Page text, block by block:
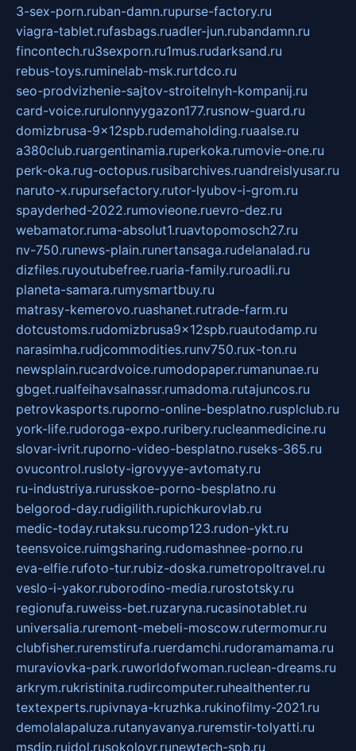
3-sex-porn.ruban-damn.rupurse-factory.ru
viagra-tablet.rufasbags.ruadler-jun.rubandamn.ru
fincontech.ru3sexporn.ru1mus.rudarksand.ru
rebus-toys.ruminelab-msk.rurtdco.ru
seo-prodvizhenie-sajtov-stroitelnyh-kompanij.ru
card-voice.rurulonnyygazon177.rusnow-guard.ru
domizbrusa-9x12spb.rudemaholding.ruaalse.ru
a380club.ruargentinamia.ruperkoka.rumovie-one.ru
perk-oka.rug-octopus.rusibarchives.ruandreislyusar.ru
naruto-x.rupursefactory.rutor-lyubov-i-grom.ru
spayderhed-2022.rumovieone.ruevro-dez.ru
webamator.ruma-absolut1.ruavtopomosch27.ru
nv-750.runews-plain.runertansaga.rudelanalad.ru
dizfiles.ruyoutubefree.ruaria-family.ruroadli.ru
planeta-samara.rumysmartbuy.ru
matrasy-kemerovo.ruashanet.rutrade-farm.ru
dotcustoms.rudomizbrusa9x12spb.ruautodamp.ru
narasimha.rudjcommodities.runv750.rux-ton.ru
newsplain.rucardvoice.rumodopaper.rumanunae.ru
gbget.rualfeihavsalnassr.rumadoma.rutajuncos.ru
petrovkasports.ruporno-online-besplatno.rusplclub.ru
york-life.rudoroga-expo.ruribery.rucleanmedicine.ru
slovar-ivrit.ruporno-video-besplatno.ruseks-365.ru
ovucontrol.rusloty-igrovyye-avtomaty.ru
ru-industriya.rurusskoe-porno-besplatno.ru
belgorod-day.rudigilith.rupichkurovlab.ru
medic-today.rutaksu.rucomp123.rudon-ykt.ru
teensvoice.ruimgsharing.rudomashnee-porno.ru
eva-elfie.rufoto-tur.rubiz-doska.rumetropoltravel.ru
veslo-i-yakor.ruborodino-media.rurostotsky.ru
regionufa.ruweiss-bet.ruzaryna.rucasinotablet.ru
universalia.ruremont-mebeli-moscow.rutermomur.ru
clubfisher.ruremstirufa.ruerdamchi.rudoramamama.ru
muraviovka-park.ruworldofwoman.ruclean-dreams.ru
arkrym.rukristinita.rudircomputer.ruhealthenter.ru
textexperts.rupivnaya-kruzhka.rukinofilmy-2021.ru
demolalapaluza.rutanyavanya.ruremstir-tolyatti.ru
msdip.rujdol.rusokolovr.runewtech-spb.ru